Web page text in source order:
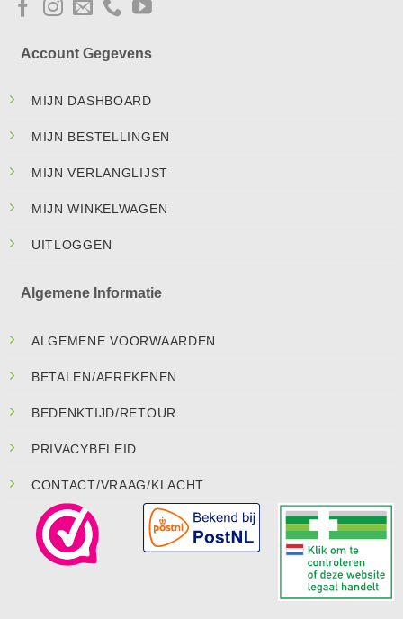
Account Gegevens
MIJN DASHBOARD
MIJN BESTELLINGEN
MIJN VERLANGLIJST
MIJN WINKELWAGEN
UITLOGGEN
Algemene Informatie
ALGEMENE VOORWAARDEN
BETALEN/AFREKENEN
BEDENKTIJD/RETOUR
PRIVACYBELEID
CONTACT/VRAAG/KLACHT